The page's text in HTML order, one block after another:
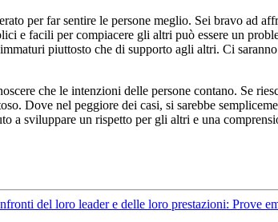
per far sentire le persone meglio. Sei bravo ad
e facili per compiacere gli altri può essere un
piuttosto che di supporto agli altri. Ci
che le intenzioni delle persone contano. Se
Dove nel peggiore dei casi, si sarebbe
a sviluppare un rispetto per gli altri e una
del loro leader e delle loro prestazioni: Prove